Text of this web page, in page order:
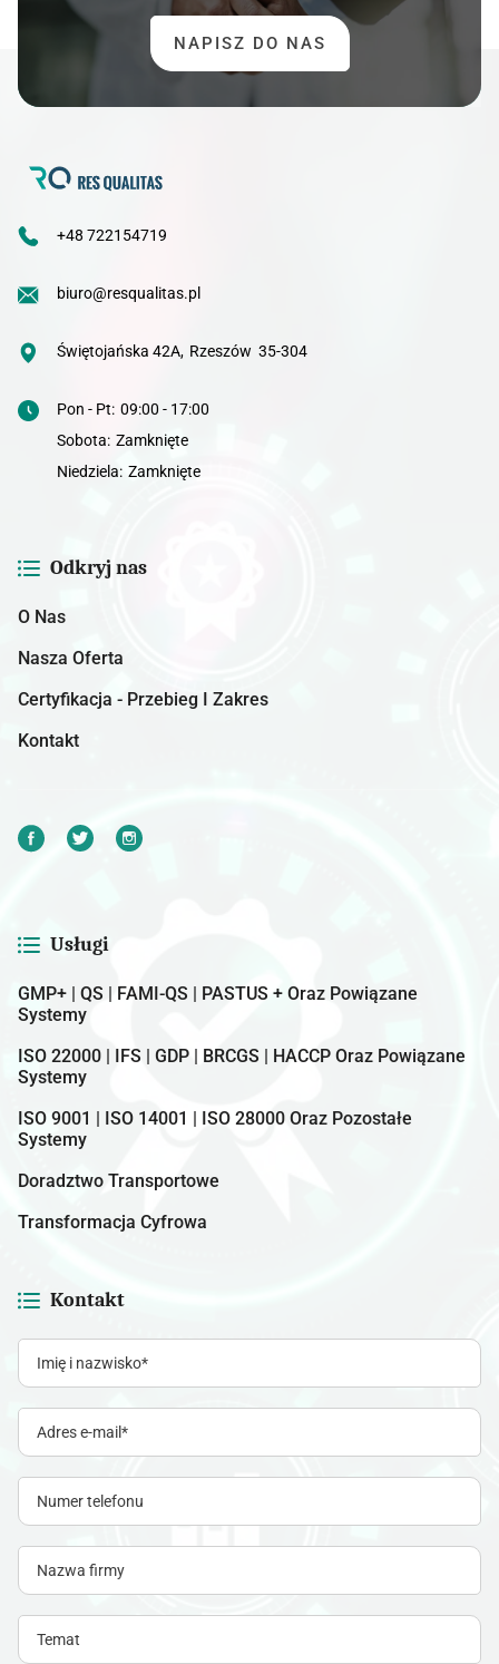
NAPISZ DO NAS
+48 722154719
biuro@resqualitas.pl
Świętojańska 42A, Rzeszów 35-304
Pon - Pt: 09:00 - 17:00
Sobota: Zamknięte
Niedziela: Zamknięte
Odkryj nas
O Nas
Nasza Oferta
Certyfikacja - Przebieg I Zakres
Kontakt
Usługi
GMP+ | QS | FAMI-QS | PASTUS + Oraz Powiązane
Systemy
ISO 22000 | IFS | GDP | BRCGS | HACCP Oraz Powiązane
Systemy
ISO 9001 | ISO 14001 | ISO 28000 Oraz Pozostałe
Systemy
Doradztwo Transportowe
Transformacja Cyfrowa
Kontakt